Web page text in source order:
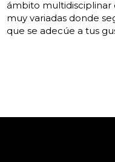
ámbito multidisciplinar
muy variadas donde
que se adecúe a tus